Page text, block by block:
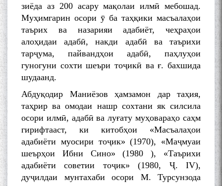
зиёда аз 200 асару мақолаи илмӣ мебошад.
Муҳимгарин осори ӯ ба таҳқики масъалаҳои
таърих ва назарияи адабиёт, чеҳраҳои
алоҳидаи адабӣ, накди адабӣ ва таърихи
тарҷума, пайвандҳои адабӣ, паҳлуҳои
гуногуни сохти шеъри тоҷикӣ ва ғ. бахшида
шудаанд.
Абдуқодир Маниёзов ҳамзамон дар таҳия,
таҳрир ва омодаи нашр сохтани як силсила
осори илмӣ, адабӣ ва луғату муҳовараҳо саҳм
гирифтааст, ки китобҳои «Масъалаҳои
адабиёти муосири тоҷик» (1970), «Маҷмуаи
шеърҳои Ибни Сино» (1980 ), «Таърихи
адабиёти советии тоҷик» (1980, Ҷ. IV),
дуҷилдаи мунтахаби осори М. Турсунзода